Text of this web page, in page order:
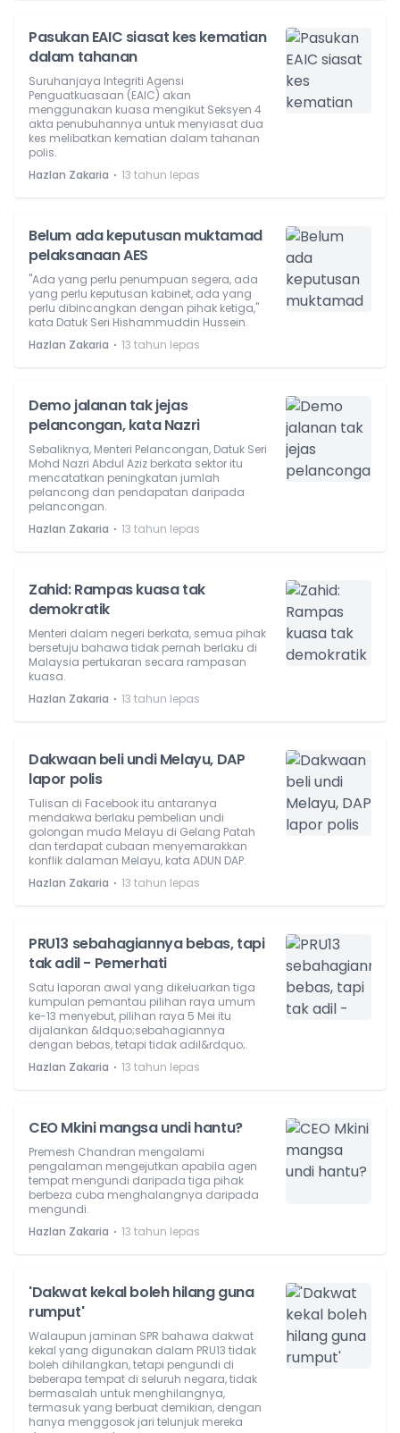
Pasukan EAIC siasat kes kematian
dalam tahanan
Suruhanjaya Integriti Agensi
Penguatkuasaan (EAIC) akan
menggunakan kuasa mengikut Seksyen 4
akta penubuhannya untuk menyiasat dua
kes melibatkan kematian dalam tahanan
polis.
Hazlan Zakaria ⋅ 13 tahun lepas
Belum ada keputusan muktamad
pelaksanaan AES
"Ada yang perlu penumpuan segera, ada
yang perlu keputusan kabinet, ada yang
perlu dibincangkan dengan pihak ketiga,"
kata Datuk Seri Hishammuddin Hussein.
Hazlan Zakaria ⋅ 13 tahun lepas
Demo jalanan tak jejas
pelancongan, kata Nazri
Sebaliknya, Menteri Pelancongan, Datuk Seri
Mohd Nazri Abdul Aziz berkata sektor itu
mencatatkan peningkatan jumlah
pelancong dan pendapatan daripada
pelancongan.
Hazlan Zakaria ⋅ 13 tahun lepas
Zahid: Rampas kuasa tak
demokratik
Menteri dalam negeri berkata, semua pihak
bersetuju bahawa tidak pernah berlaku di
Malaysia pertukaran secara rampasan
kuasa.
Hazlan Zakaria ⋅ 13 tahun lepas
Dakwaan beli undi Melayu, DAP
lapor polis
Tulisan di Facebook itu antaranya
mendakwa berlaku pembelian undi
golongan muda Melayu di Gelang Patah
dan terdapat cubaan menyemarakkan
konflik dalaman Melayu, kata ADUN DAP.
Hazlan Zakaria ⋅ 13 tahun lepas
PRU13 sebahagiannya bebas, tapi
tak adil - Pemerhati
Satu laporan awal yang dikeluarkan tiga
kumpulan pemantau pilihan raya umum
ke-13 menyebut, pilihan raya 5 Mei itu
dijalankan &ldquo;sebahagiannya
dengan bebas, tetapi tidak adil&rdquo;.
Hazlan Zakaria ⋅ 13 tahun lepas
CEO Mkini mangsa undi hantu?
Premesh Chandran mengalami
pengalaman mengejutkan apabila agen
tempat mengundi daripada tiga pihak
berbeza cuba menghalangnya daripada
mengundi.
Hazlan Zakaria ⋅ 13 tahun lepas
'Dakwat kekal boleh hilang guna
rumput'
Walaupun jaminan SPR bahawa dakwat
kekal yang digunakan dalam PRU13 tidak
boleh dihilangkan, tetapi pengundi di
beberapa tempat di seluruh negara, tidak
bermasalah untuk menghilangnya,
termasuk yang berbuat demikian, dengan
hanya menggosok jari telunjuk mereka